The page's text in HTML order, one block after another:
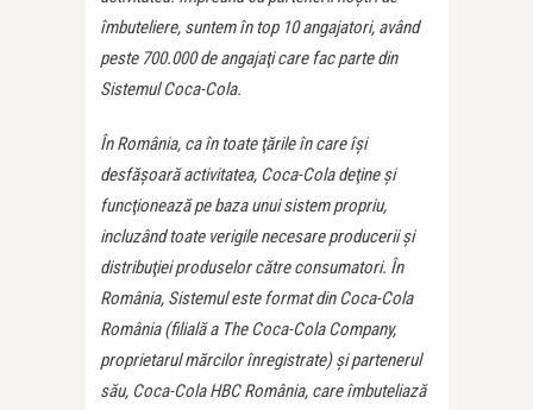
îmbuteliere, suntem în top 10 angajatori, având
peste 700.000 de angajaţi care fac parte din
Sistemul Coca-Cola.
În România, ca în toate ţările în care îşi
desfăşoară activitatea, Coca-Cola deţine şi
funcţionează pe baza unui sistem propriu,
incluzând toate verigile necesare producerii şi
distribuţiei produselor către consumatori. În
România, Sistemul este format din Coca-Cola
România (filială a The Coca-Cola Company,
proprietarul mărcilor înregistrate) şi partenerul
său, Coca-Cola HBC România, care îmbuteliază